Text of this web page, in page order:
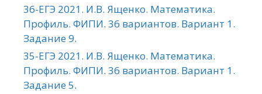
36-ЕГЭ 2021. И.В. Ященко. Математика.
Профиль. ФИПИ. 36 вариантов. Вариант 1.
Задание 9.
35-ЕГЭ 2021. И.В. Ященко. Математика.
Профиль. ФИПИ. 36 вариантов. Вариант 1.
Задание 5.